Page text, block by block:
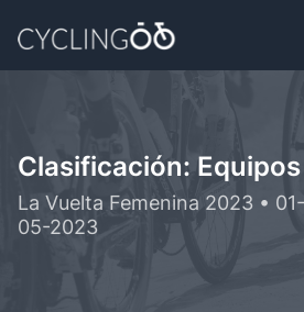
Clasificación: Equipos
La Vuelta Femenina 2023 •
05-2023